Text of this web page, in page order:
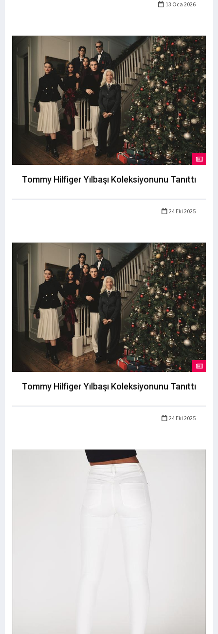
13 Oca 2026
Tommy Hilfiger Yılbaşı Koleksiyonunu Tanıttı
24 Eki 2025
Tommy Hilfiger Yılbaşı Koleksiyonunu Tanıttı
24 Eki 2025